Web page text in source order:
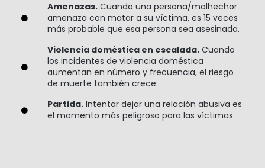
Amenazas.Cuando una persona/malhechor
amenaza con matar a su víctima, es 15 veces
más probable que esa persona sea asesinada.
Violencia doméstica en escalada.Cuando
los incidentes de violencia doméstica
aumentan en número y frecuencia, el riesgo
de muerte también crece.
Partida.Intentar dejar una relación abusiva es
el momento más peligroso para las víctimas.